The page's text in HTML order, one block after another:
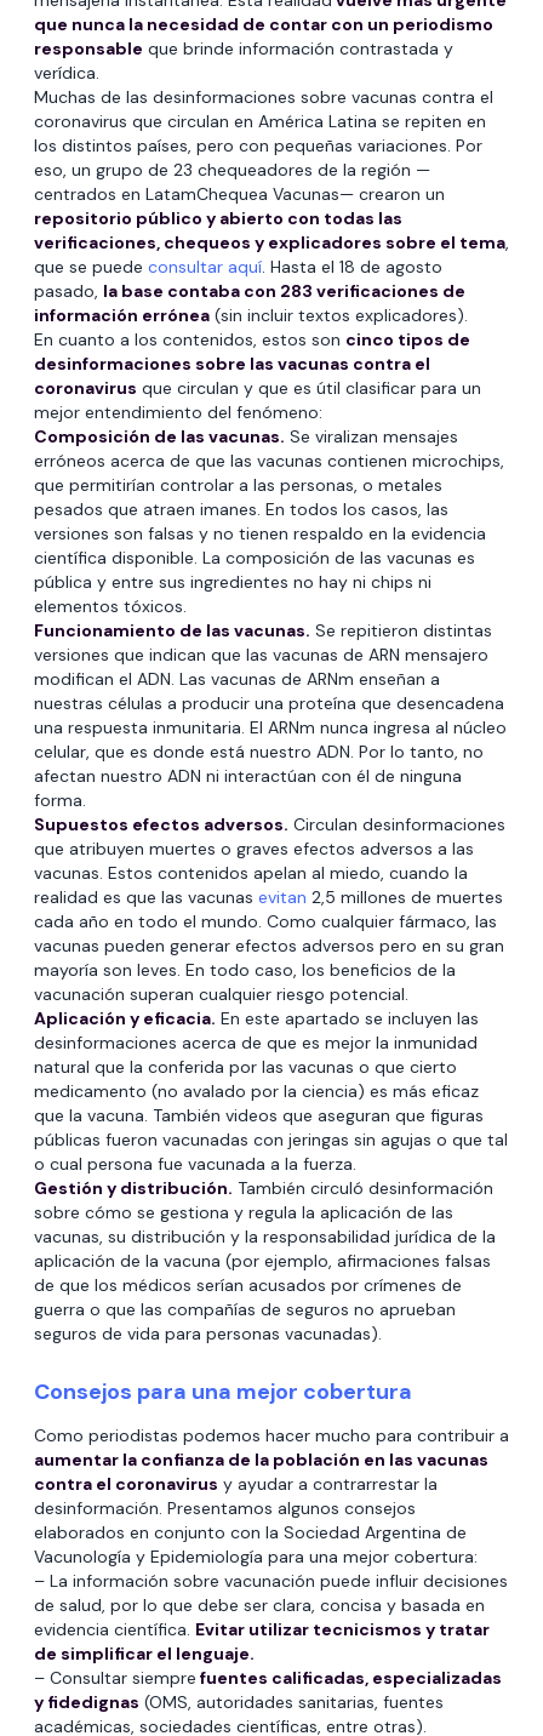
que nunca la necesidad de contar con un periodismo
responsable que brinde información contrastada y
verídica.
Muchas de las desinformaciones sobre vacunas contra el
coronavirus que circulan en América Latina se repiten en
los distintos países, pero con pequeñas variaciones. Por
eso, un grupo de 23 chequeadores de la región —
centrados en LatamChequea Vacunas— crearon un
repositorio público y abierto con todas las
verificaciones, chequeos y explicadores sobre el tema,
que se puede consultar aquí. Hasta el 18 de agosto
pasado, la base contaba con 283 verificaciones de
información errónea (sin incluir textos explicadores).
En cuanto a los contenidos, estos son cinco tipos de
desinformaciones sobre las vacunas contra el
coronavirus que circulan y que es útil clasificar para un
mejor entendimiento del fenómeno:
Composición de las vacunas. Se viralizan mensajes
erróneos acerca de que las vacunas contienen microchips,
que permitirían controlar a las personas, o metales
pesados que atraen imanes. En todos los casos, las
versiones son falsas y no tienen respaldo en la evidencia
científica disponible. La composición de las vacunas es
pública y entre sus ingredientes no hay ni chips ni
elementos tóxicos.
Funcionamiento de las vacunas. Se repitieron distintas
versiones que indican que las vacunas de ARN mensajero
modifican el ADN. Las vacunas de ARNm enseñan a
nuestras células a producir una proteína que desencadena
una respuesta inmunitaria. El ARNm nunca ingresa al núcleo
celular, que es donde está nuestro ADN. Por lo tanto, no
afectan nuestro ADN ni interactúan con él de ninguna
forma.
Supuestos efectos adversos. Circulan desinformaciones
que atribuyen muertes o graves efectos adversos a las
vacunas. Estos contenidos apelan al miedo, cuando la
realidad es que las vacunas evitan 2,5 millones de muertes
cada año en todo el mundo. Como cualquier fármaco, las
vacunas pueden generar efectos adversos pero en su gran
mayoría son leves. En todo caso, los beneficios de la
vacunación superan cualquier riesgo potencial.
Aplicación y eficacia. En este apartado se incluyen las
desinformaciones acerca de que es mejor la inmunidad
natural que la conferida por las vacunas o que cierto
medicamento (no avalado por la ciencia) es más eficaz
que la vacuna. También videos que aseguran que figuras
públicas fueron vacunadas con jeringas sin agujas o que tal
o cual persona fue vacunada a la fuerza.
Gestión y distribución. También circuló desinformación
sobre cómo se gestiona y regula la aplicación de las
vacunas, su distribución y la responsabilidad jurídica de la
aplicación de la vacuna (por ejemplo, afirmaciones falsas
de que los médicos serían acusados por crímenes de
guerra o que las compañías de seguros no aprueban
seguros de vida para personas vacunadas).
Consejos para una mejor cobertura
Como periodistas podemos hacer mucho para contribuir a
aumentar la confianza de la población en las vacunas
contra el coronavirus y ayudar a contrarrestar la
desinformación. Presentamos algunos consejos
elaborados en conjunto con la Sociedad Argentina de
Vacunología y Epidemiología para una mejor cobertura:
– La información sobre vacunación puede influir decisiones
de salud, por lo que debe ser clara, concisa y basada en
evidencia científica. Evitar utilizar tecnicismos y tratar
de simplificar el lenguaje.
– Consultar siempre fuentes calificadas, especializadas
y fidedignas (OMS, autoridades sanitarias, fuentes
académicas, sociedades científicas, entre otras).